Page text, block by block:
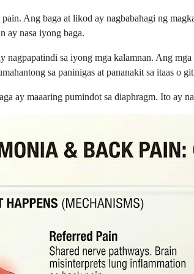
Ang baga at likod ay nagbabahagi ng
ay nasa iyong baga.
nagpapatindi sa iyong mga kalamnan. Ang
sa paninigas at pananakit sa itaas o
ay maaaring pumindot sa diaphragm. Ito ay